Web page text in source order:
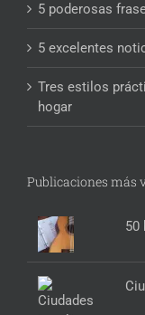
5 poderosas
5 excelentes
Tres estilos
hogar
Publicaciones más
50